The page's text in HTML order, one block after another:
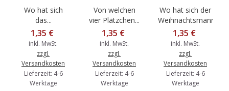
Wo hat sich
das...
1,35 €
inkl. MwSt.
zzgl.
Versandkosten
Lieferzeit: 4-6
Werktage
Von welchen
vier Plätzchen...
1,35 €
inkl. MwSt.
zzgl.
Versandkosten
Lieferzeit: 4-6
Werktage
Wo hat sich der
Weihnachtsmann...
1,35 €
inkl. MwSt.
zzgl.
Versandkosten
Lieferzeit: 4-6
Werktage